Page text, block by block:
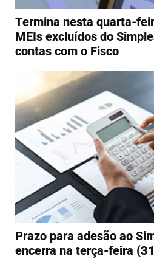
Termina nesta quarta-
MEIs excluídos do
contas com o Fisco
Prazo para adesão ao
encerra na terça-feira